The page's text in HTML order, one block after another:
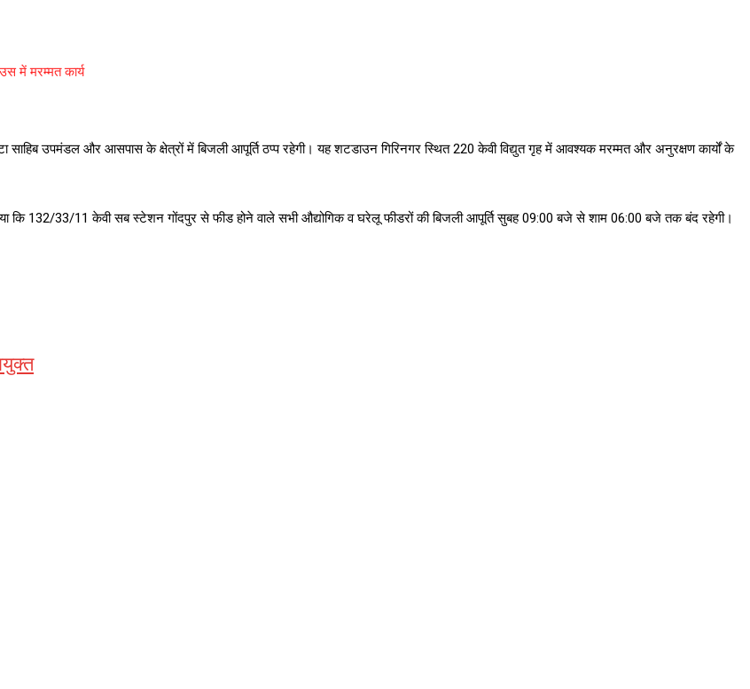
में मरम्मत कार्य
साहिब उपमंडल और आसपास के क्षेत्रों में बिजली आपूर्ति ठप्प रहेगी। यह शटडाउन गिरिनगर स्थित 220 केवी विद्युत गृह में आवश्यक मरम्मत और अनुरक्षण कार्यों के
कि 132/33/11 केवी सब स्टेशन गोंदपुर से फीड होने वाले सभी औद्योगिक व घरेलू फीडरों की बिजली आपूर्ति सुबह 09:00 बजे से शाम 06:00 बजे तक बंद रहेगी।